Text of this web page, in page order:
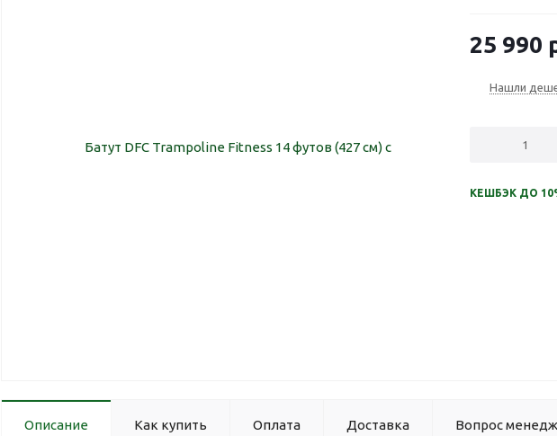
25 990
Нашли
КЕШБЭК ДО
Описание Как купить Оплата Доставка Вопрос